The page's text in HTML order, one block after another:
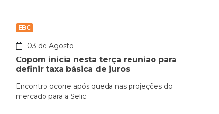
EBC
03 de Agosto
Copom inicia nesta terça reunião para
definir taxa básica de juros
Encontro ocorre após queda nas projeções do
mercado para a Selic